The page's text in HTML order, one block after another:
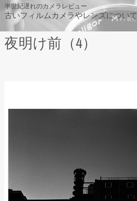
Skip
to
content
半世紀遅れのカメラレビュー
古いフィルムカメラやレンズについて
夜明け前（4）